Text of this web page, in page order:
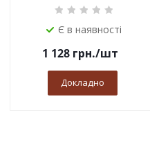
Є в наявності
1 128 грн./шт
Докладно